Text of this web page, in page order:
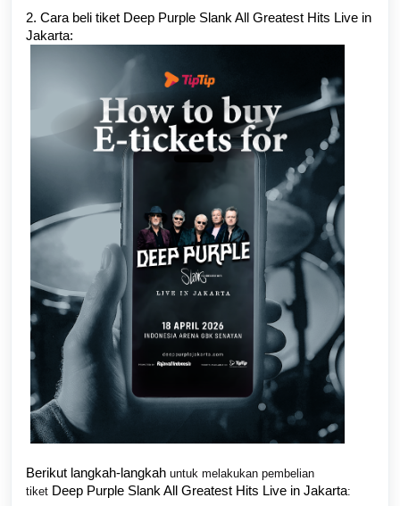
2. Cara beli tiket Deep Purple Slank All Greatest Hits Live in
Jakarta:
Berikut langkah-langkah untuk melakukan pembelian
tiket Deep Purple Slank All Greatest Hits Live in Jakarta: